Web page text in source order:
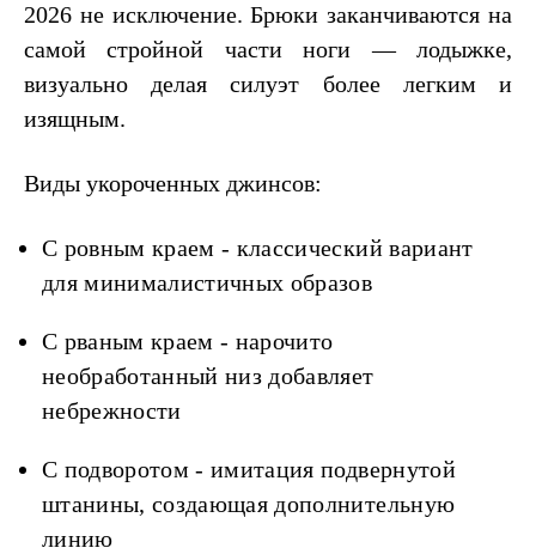
2026 не исключение. Брюки заканчиваются на
самой стройной части ноги — лодыжке,
визуально делая силуэт более легким и
изящным.
Виды укороченных джинсов:
С ровным краем - классический вариант
для минималистичных образов
С рваным краем - нарочито
необработанный низ добавляет
небрежности
С подворотом - имитация подвернутой
штанины, создающая дополнительную
линию